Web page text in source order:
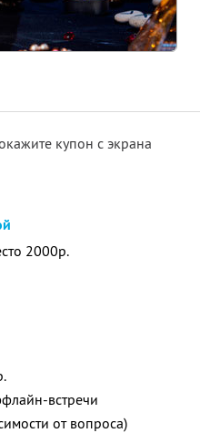
купон с экрана
2000р.
встречи
от вопроса)